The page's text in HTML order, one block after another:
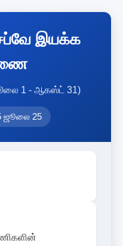
இயக்க
1 - ஆகஸ்ட் 31)
ஜூலை 25